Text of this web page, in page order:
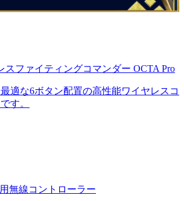
スファイティングコマンダー OCTA Pro
適な6ボタン配置の高性能ワイヤレスコ
す。
無線コントローラー